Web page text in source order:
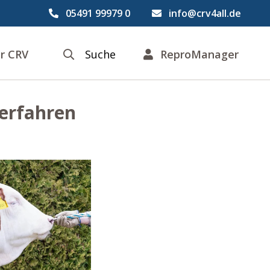
05491 99979 0 info@crv4all.de
CRV Suche ReproManager